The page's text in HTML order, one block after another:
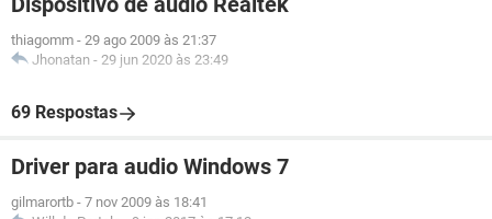
thiagomm - 29 ago 2009 às 21:37
Jhonatan - 29 jun 2020 às 23:49
69 Respostas
Driver para audio Windows 7
gilmarortb - 7 nov 2009 às 18:41